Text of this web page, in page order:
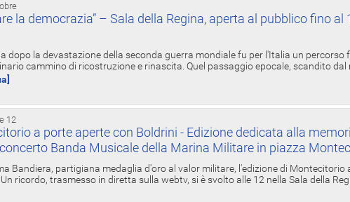
la democrazia” – Sala della Regina, aperta al pubblico fino al
dopo la devastazione della seconda guerra mondiale fu per l'Italia un percorso
cammino di ricostruzione e rinascita. Quel passaggio epocale, scandito dal
12
a porte aperte con Boldrini - Edizione dedicata alla
Banda Musicale della Marina Militare in piazza
Bandiera, partigiana medaglia d'oro al valor militare, l'edizione di Montecitorio
ricordo, trasmesso in diretta sulla webtv, si è svolto alle 12 nella Sala della